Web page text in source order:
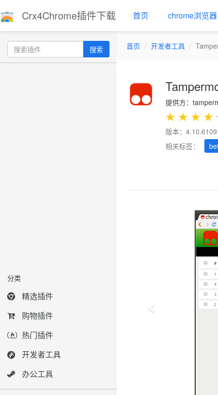
Crx4Chrome插件下载 首页 chrome浏览器
搜索
分类
精选插件
购物插件
热门插件
开发者工具
办公工具
首页 开发者工具
提供方：
★ ★ ★ ★
版本：4.10.6109
相关标签：